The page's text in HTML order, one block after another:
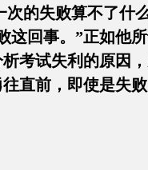
的失败算不了什
这回事。”正如他
考试失利的原因
直前，即使是失